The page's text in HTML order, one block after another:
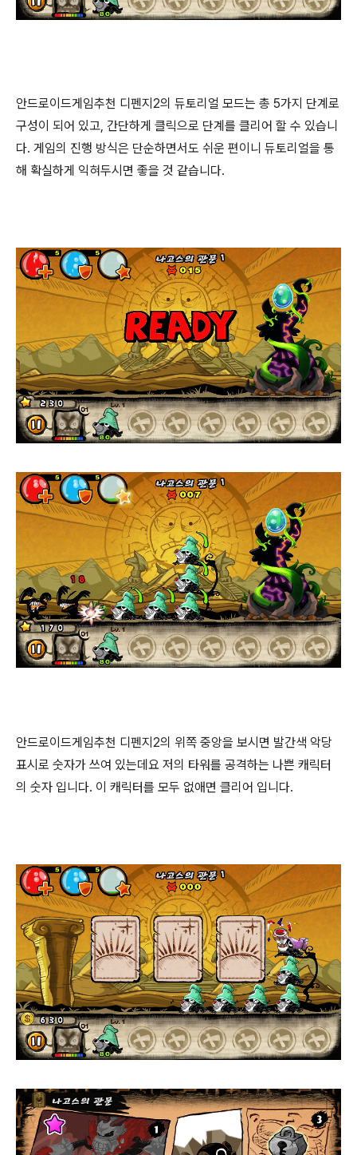
안드로이드게임추천 디펜지2의 듀토리얼 모드는 총 5가지 단계로
구성이 되어 있고, 간단하게 클릭으로 단계를 클리어 할 수 있습니
다. 게임의 진행 방식은 단순하면서도 쉬운 편이니 듀토리얼을 통
해 확실하게 익혀두시면 좋을 것 같습니다.
안드로이드게임추천 디펜지2의 위쪽 중앙을 보시면 발간색 악당
표시로 숫자가 쓰여 있는데요 저의 타워를 공격하는 나쁜 캐릭터
의 숫자 입니다. 이 캐릭터를 모두 없애면 클리어 입니다.